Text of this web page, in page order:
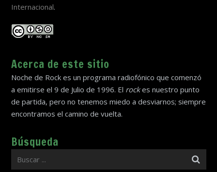
Internacional.
Acerca de este sitio
Noche de Rock es un programa radiofónico que comenzó
a emitirse el 9 de Julio de 1996. El rockes nuestro punto
de partida, pero no tenemos miedo a desviarnos; siempre
encontramos el camino de vuelta.
Búsqueda